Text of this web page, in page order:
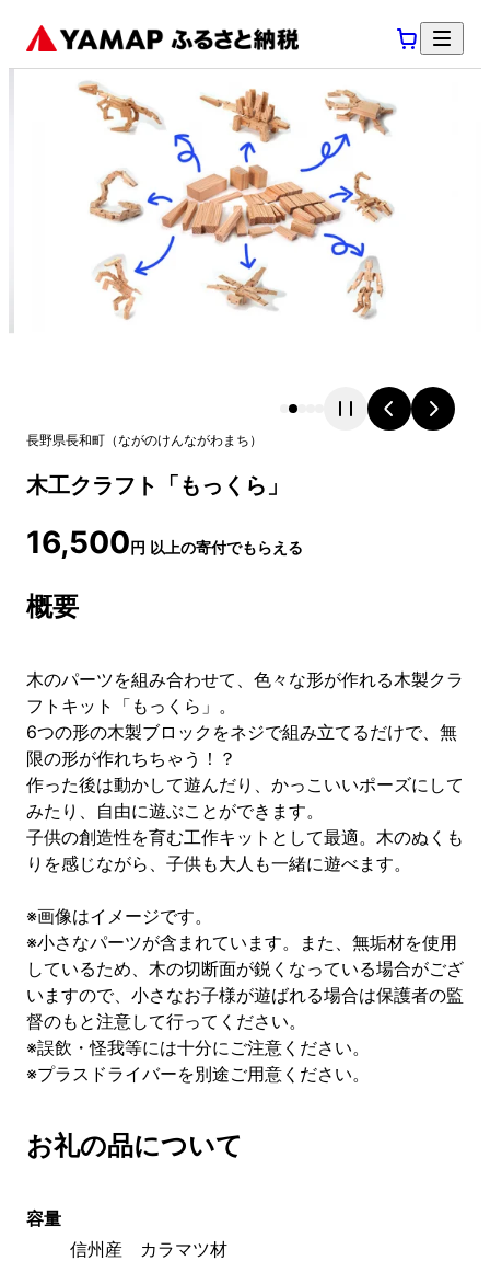
長野県長和町 （ながのけんながわまち ）
木工クラフト「もっくら」
16,500円 以上の寄付でもらえる
概要
木のパーツを組み合わせて、色々な形が作れる木製クラ
フトキット「もっくら」。
6つの形の木製ブロックをネジで組み立てるだけで、無
限の形が作れちちゃう！？
作った後は動かして遊んだり、かっこいいポーズにして
みたり、自由に遊ぶことができます。
子供の創造性を育む工作キットとして最適。木のぬくも
りを感じながら、子供も大人も一緒に遊べます。
※画像はイメージです。
※小さなパーツが含まれています。また、無垢材を使用
しているため、木の切断面が鋭くなっている場合がござ
いますので、小さなお子様が遊ばれる場合は保護者の監
督のもと注意して行ってください。
※誤飲・怪我等には十分にご注意ください。
※プラスドライバーを別途ご用意ください。
お礼の品について
容量
信州産　カラマツ材